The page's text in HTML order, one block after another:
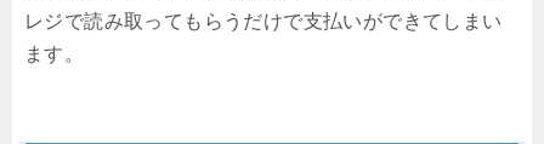
レジで読み取ってもらうだけで支払いができてしまい
ます。